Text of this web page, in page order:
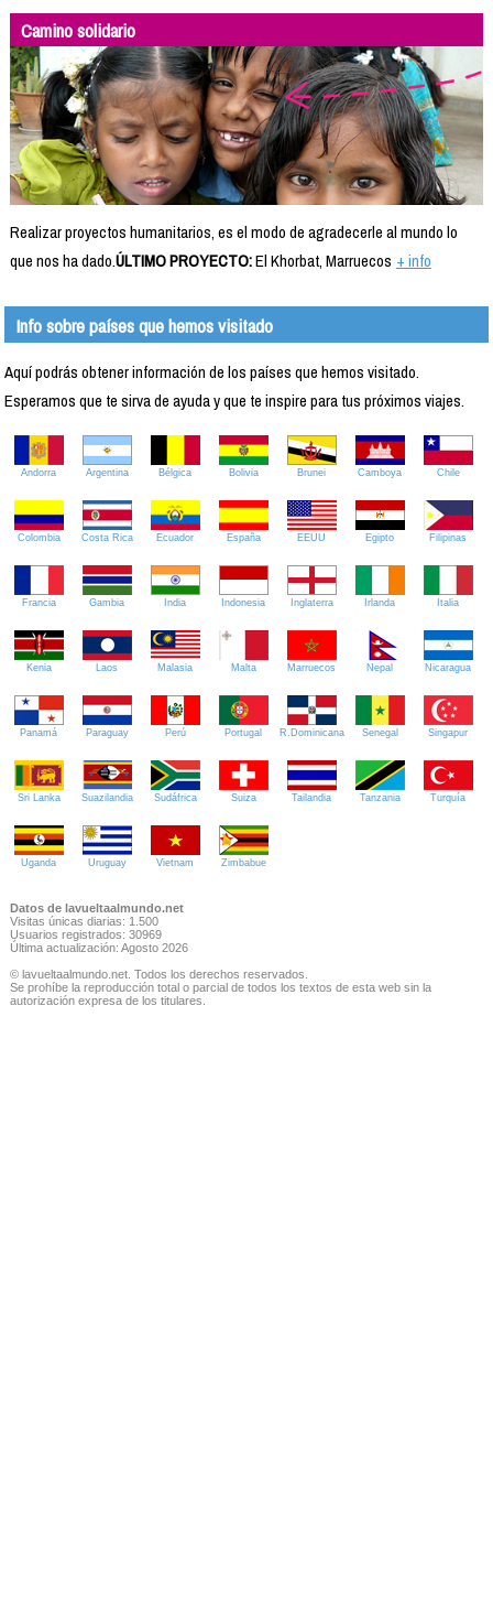
Camino solidario
Realizar proyectos humanitarios, es el modo de agradecerle al mundo lo
que nos ha dado.ÚLTIMO PROYECTO:El Khorbat, Marruecos + info
Info sobre países que hemos visitado
Aquí podrás obtener información de los países que hemos visitado.
Esperamos que te sirva de ayuda y que te inspire para tus próximos viajes.
Andorra Argentina Bélgica Bolivia Brunei Camboya Chile
Colombia Costa Rica Ecuador España EEUU Egipto Filipinas
Francia Gambia India Indonesia Inglaterra Irlanda Italia
Kenia Laos Malasia Malta Marruecos Nepal Nicaragua
Panamá Paraguay Perú Portugal R.Dominicana Senegal Singapur
Sri Lanka Suazilandia Sudáfrica Suiza Tailandia Tanzania Turquía
Uganda Uruguay Vietnam Zimbabue
Datos de lavueltaalmundo.net
Visitas únicas diarias: 1.500
Usuarios registrados: 30969
Última actualización: Agosto 2026
© lavueltaalmundo.net. Todos los derechos reservados.
Se prohíbe la reproducción total o parcial de todos los textos de esta web sin la
autorización expresa de los titulares.